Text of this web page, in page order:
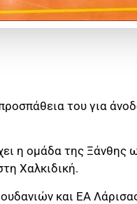
του για
η ομάδα της Ξάνθης
Χαλκιδική.
και ΕΑ